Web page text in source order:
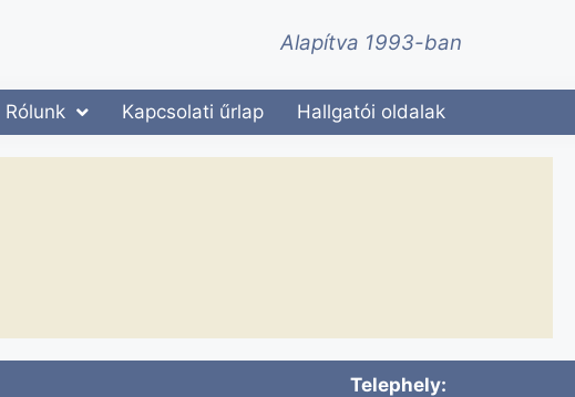
Alapítva 1993-ban
Rólunk Kapcsolati űrlap Hallgatói oldalak
Telephely: